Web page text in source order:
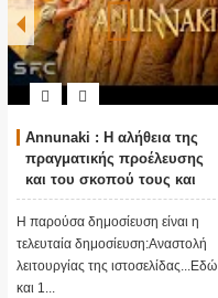
Annunaki : Η αλήθεια της
πραγματικής προέλευσης
και του σκοπού τους και
αναστολή λειτουργίας μας
....
Η παρούσα δημοσίευση είναι η
τελευταία δημοσίευση:Αναστολή
λειτουργίας της ιστοσελίδας...Εδώ
και 1...